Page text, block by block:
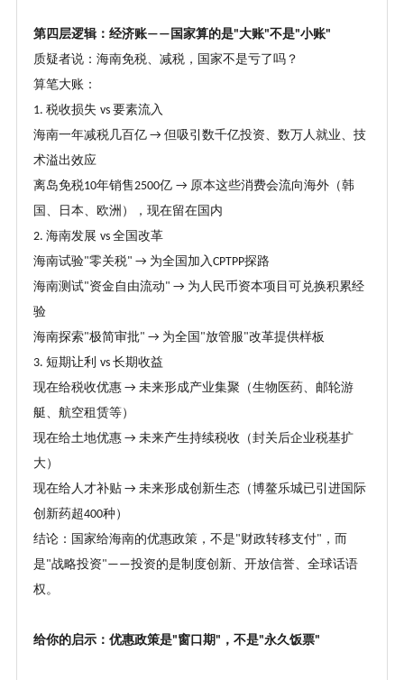
第四层逻辑：经济账—— 国家算的是"大账"不是"小账"
质疑者说：海南免税、减税，国家不是亏了吗？
算笔大账：
1. 税收损失 vs 要素流入
海南一年减税几百亿 → 但吸引数千亿投资、数万人就业、技
术溢出效应
离岛免税10年销售2500亿 → 原本这些消费会流向海外（韩
国、日本、欧洲），现在留在国内
2. 海南发展 vs 全国改革
海南试验"零关税" → 为全国加入CPTPP探路
海南测试"资金自由流动" → 为人民币资本项目可兑换积累经
验
海南探索"极简审批" → 为全国 "放管服"改革提供样板
3. 短期让利 vs 长期收益
现在给税收优惠 → 未来形成产业集聚（生物医药、邮轮游
艇、航空租赁等）
现在给土地优惠 → 未来产生持续税收（封关后企业税基扩
大）
现在给人才补贴 → 未来形成创新生态（博鳌乐城已引进国际
创新药超400种）
结论：国家给海南的优惠政策，不是"财政转移支付" ，而
是"战略投资"——投资的是制度创新、开放信誉、全球话语
权。
给你的启示：优惠政策是"窗口期" ，不是"永久饭票"